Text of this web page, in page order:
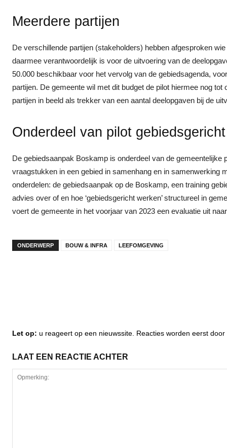
Meerdere partijen
De verschillende partijen (stakeholders) hebben afgesproken
daarmee verantwoordelijk is voor de uitvoering van de
50.000 beschikbaar voor het vervolg van de gebiedsagenda,
partijen. De gemeente wil met dit budget de pilot hiermee nog
partijen in beeld als trekker van een aantal deelopgaven bij de
Onderdeel van pilot
De gebiedsaanpak Boskamp is onderdeel van de
vraagstukken in een gebied in samenhang en in samenwerking
onderdelen: de gebiedsaanpak op de Boskamp, een training
advies over of en hoe ‘gebiedsgericht werken’ structureel in
voert de gemeente in het voorjaar van 2023 een evaluatie uit
ONDERWERP BOUW & INFRA LEEFOMGEVING
Let op: u reageert op een nieuwssite. Reacties worden eerst
LAAT EEN REACTIE ACHTER